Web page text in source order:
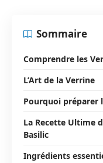
Sommaire
Comprendre les
L’Art de la Verrine
Pourquoi préparer
La Recette Ultime
Basilic
Ingrédients